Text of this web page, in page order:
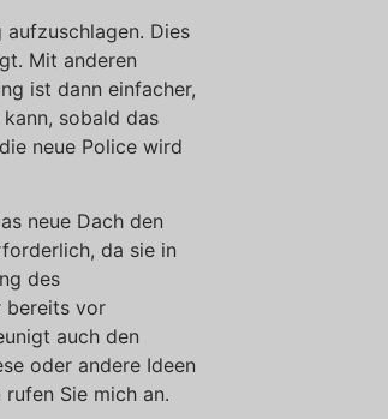
Dies
Mit anderen
ist dann einfacher,
sobald das
neue Police wird
neue Dach den
da sie in
des
bereits vor
auch den
oder andere Ideen
Sie mich an.